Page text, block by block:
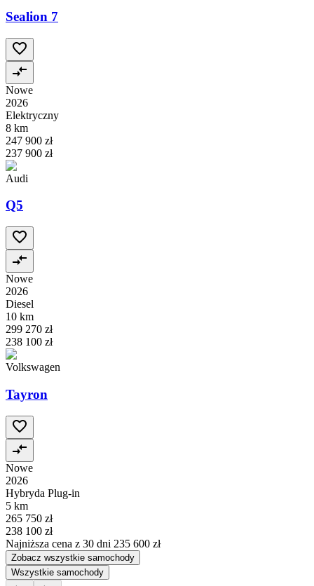
Sealion 7
Nowe
2026
Elektryczny
8 km
247 900 zł
237 900 zł
Audi
Q5
Nowe
2026
Diesel
10 km
299 270 zł
238 100 zł
Volkswagen
Tayron
Nowe
2026
Hybryda Plug-in
5 km
265 750 zł
238 100 zł
Najniższa cena z 30 dni 235 600 zł
Zobacz wszystkie samochody
Wszystkie samochody